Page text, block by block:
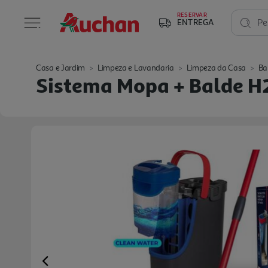
RESERVAR
ENTREGA
Casa e Jardim Limpeza e Lavandaria Limpeza da Casa
Sistema Mopa + Balde